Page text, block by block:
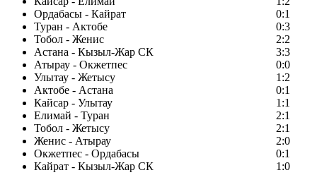
Ордабасы - Кайрат
0:1
Туран - Актобе
0:3
Тобол - Женис
2:2
Астана - Кызыл-Жар СК
3:3
Атырау - Окжетпес
0:0
Улытау - Жетысу
1:2
Актобе - Астана
0:1
Кайсар - Улытау
1:1
Елимай - Туран
2:1
Тобол - Жетысу
2:1
Женис - Атырау
2:0
Окжетпес - Ордабасы
0:1
Кайрат - Кызыл-Жар СК
1:0